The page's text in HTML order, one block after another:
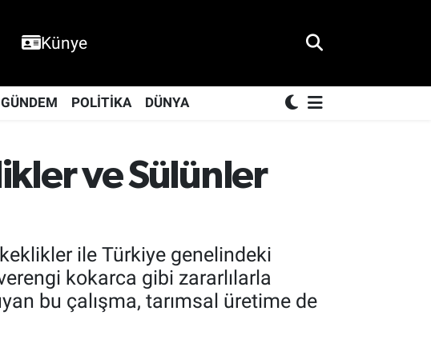
Künye
GÜNDEM POLİTİKA DÜNYA
ve Sülünler
ile Türkiye genelindeki
kokarca gibi zararlılarla
bu çalışma, tarımsal üretime de